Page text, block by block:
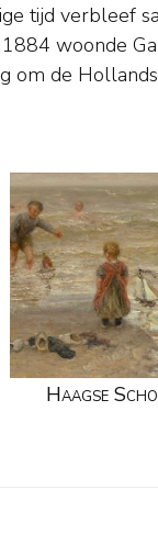
tijd verbleef
woonde
om de
in de
van de
Haagse